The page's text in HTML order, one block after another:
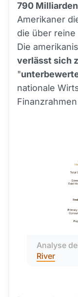
790
Amerikaner
die über
Die
verlässt sich
"
nationale
River